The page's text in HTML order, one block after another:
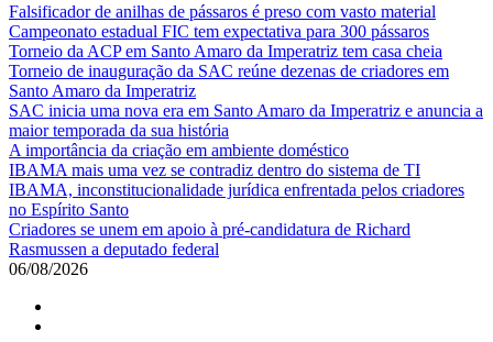
Falsificador de anilhas de pássaros é preso com vasto material
Campeonato estadual FIC tem expectativa para 300 pássaros
Torneio da ACP em Santo Amaro da Imperatriz tem casa cheia
Torneio de inauguração da SAC reúne dezenas de criadores em
Santo Amaro da Imperatriz
SAC inicia uma nova era em Santo Amaro da Imperatriz e anuncia a
maior temporada da sua história
A importância da criação em ambiente doméstico
IBAMA mais uma vez se contradiz dentro do sistema de TI
IBAMA, inconstitucionalidade jurídica enfrentada pelos criadores
no Espírito Santo
Criadores se unem em apoio à pré-candidatura de Richard
Rasmussen a deputado federal
06/08/2026